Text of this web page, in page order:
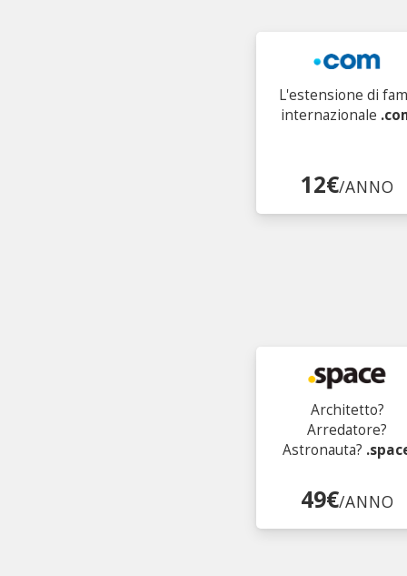
L'estensione di
internazionale
12€/ANNO
Architetto?
Arredatore?
Astronauta?
49€/ANNO